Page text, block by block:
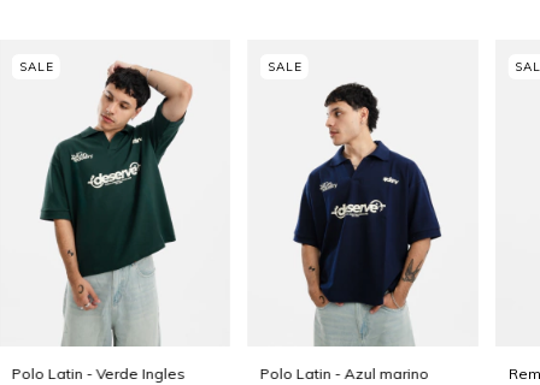
Polo Latin - Verde Ingles Polo Latin - Azul marino